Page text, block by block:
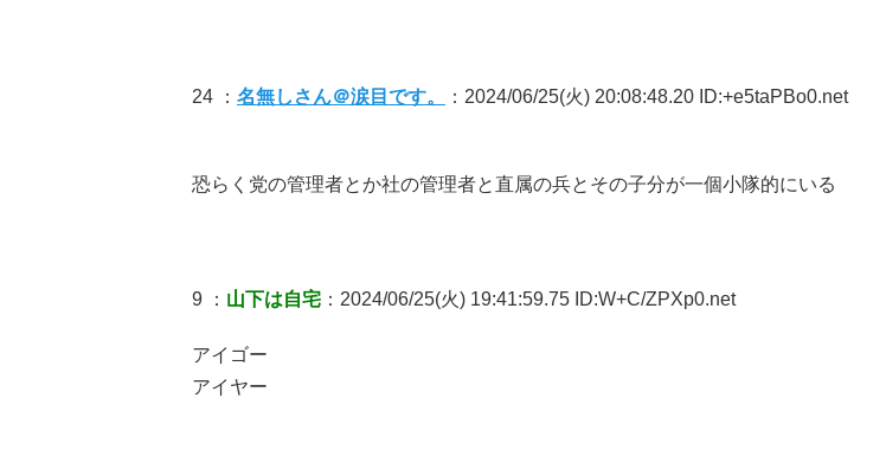
24 ： 名無しさん＠涙目です。 ：2024/06/25(火) 20:08:48.20 ID:+e5taPBo0.net
恐らく党の管理者とか社の管理者と直属の兵とその子分が一個小隊的にいる
9 ： 山下は自宅 ：2024/06/25(火) 19:41:59.75 ID:W+C/ZPXp0.net
アイゴー
アイヤー